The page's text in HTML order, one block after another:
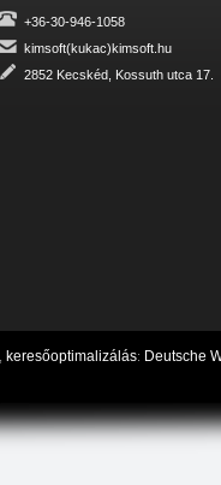
+36-30-946-1058
kimsoft(kukac)kimsoft.hu
2852 Kecskéd, Kossuth utca 17.
keresőoptimalizálás: Deutsche